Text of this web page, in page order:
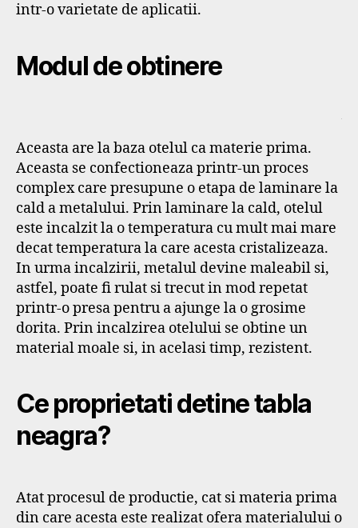
intr-o varietate de aplicatii.
Modul de obtinere
Aceasta are la baza otelul ca materie prima.
Aceasta se confectioneaza printr-un proces
complex care presupune o etapa de laminare la
cald a metalului. Prin laminare la cald, otelul
este incalzit la o temperatura cu mult mai mare
decat temperatura la care acesta cristalizeaza.
In urma incalzirii, metalul devine maleabil si,
astfel, poate fi rulat si trecut in mod repetat
printr-o presa pentru a ajunge la o grosime
dorita. Prin incalzirea otelului se obtine un
material moale si, in acelasi timp, rezistent.
Ce proprietati detine tabla
neagra?
Atat procesul de productie, cat si materia prima
din care acesta este realizat ofera materialului o